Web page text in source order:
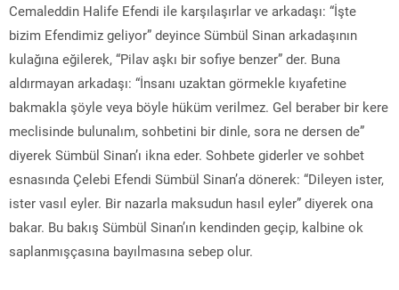
Cemaleddin Halife Efendi ile karşılaşırlar ve arkadaşı: “İşte
bizim Efendimiz geliyor” deyince Sümbül Sinan arkadaşının
kulağına eğilerek, “Pilav aşkı bir sofiye benzer” der. Buna
aldırmayan arkadaşı: “İnsanı uzaktan görmekle kıyafetine
bakmakla şöyle veya böyle hüküm verilmez. Gel beraber bir kere
meclisinde bulunalım, sohbetini bir dinle, sora ne dersen de”
diyerek Sümbül Sinan’ı ikna eder. Sohbete giderler ve sohbet
esnasında Çelebi Efendi Sümbül Sinan’a dönerek: “Dileyen ister,
ister vasıl eyler. Bir nazarla maksudun hasıl eyler” diyerek ona
bakar. Bu bakış Sümbül Sinan’ın kendinden geçip, kalbine ok
saplanmışçasına bayılmasına sebep olur.